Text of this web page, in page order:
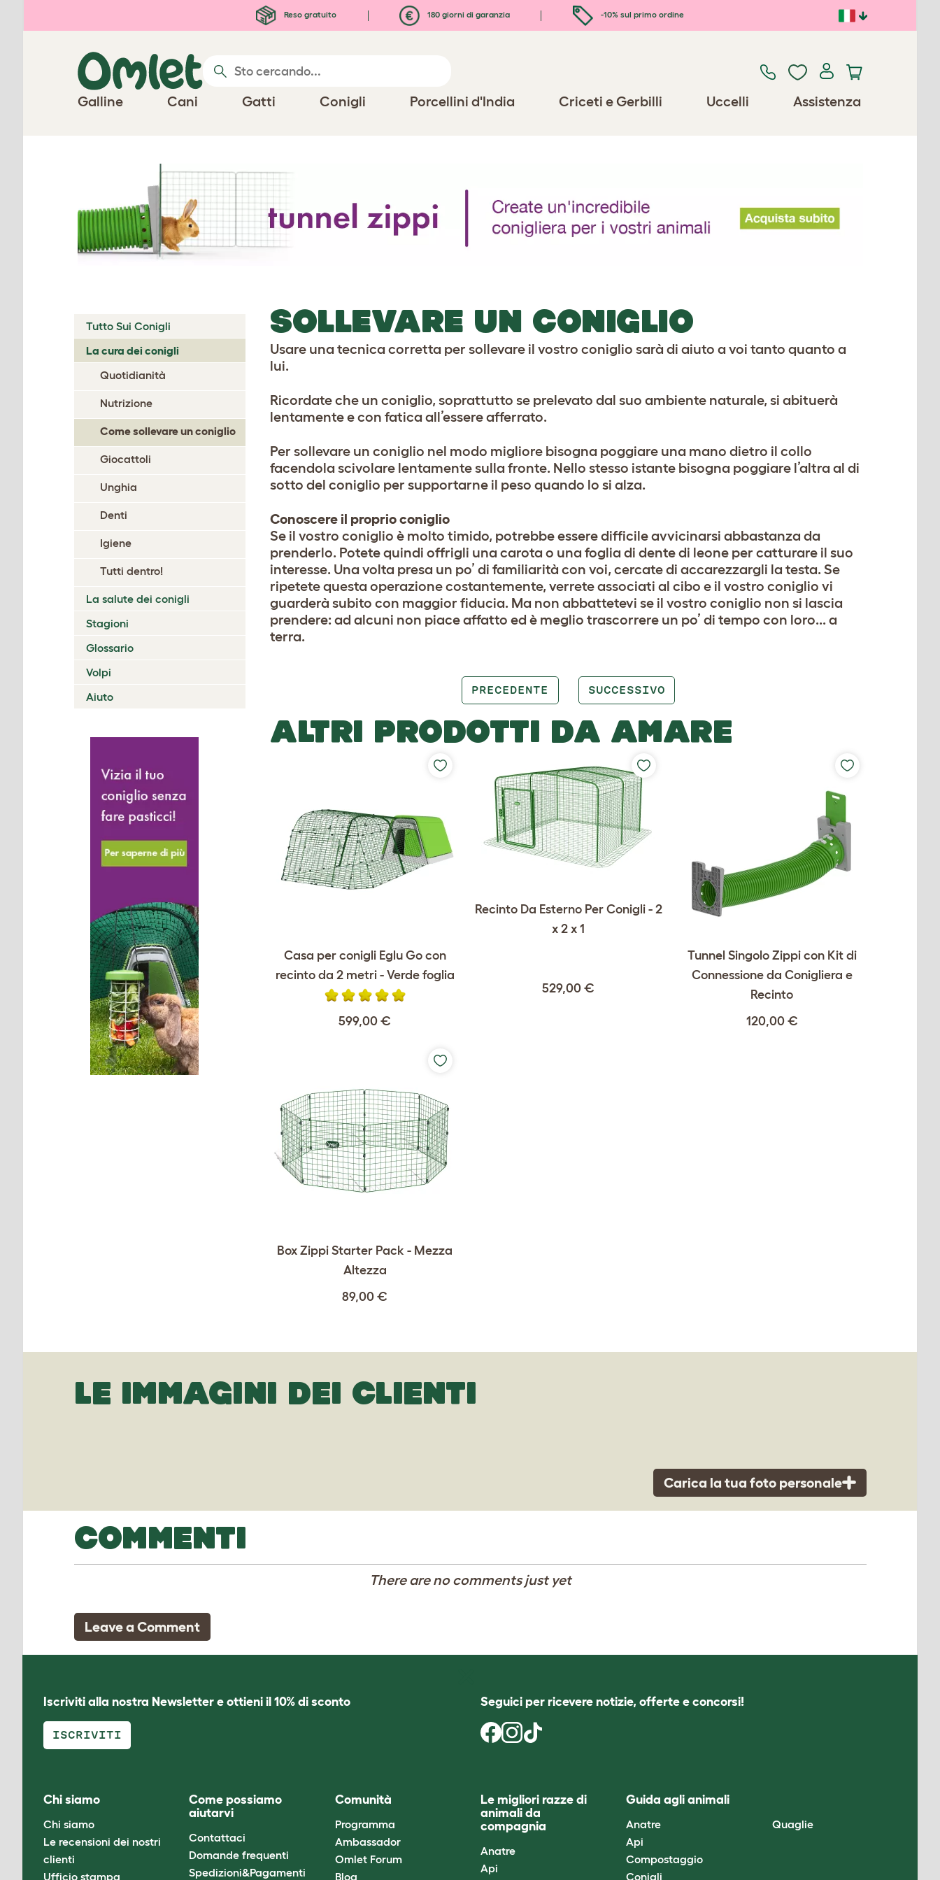
Reso gratuito 180 giorni di garanzia -10% sul primo ordine
Galline Cani Gatti Conigli Porcellini d'India Criceti e Gerbilli Uccelli Assistenza
Tutto Sui Conigli
La cura dei conigli
Quotidianità
Nutrizione
Come sollevare un coniglio
Giocattoli
Unghia
Denti
Igiene
Tutti dentro!
La salute dei conigli
Stagioni
Glossario
Volpi
Aiuto
SOLLEVARE UN CONIGLIO
Usare una tecnica corretta per sollevare il vostro coniglio sarà di aiuto a voi tanto quanto a
lui.
Ricordate che un coniglio, soprattutto se prelevato dal suo ambiente naturale, si abituerà
lentamente e con fatica all’essere afferrato.
Per sollevare un coniglio nel modo migliore bisogna poggiare una mano dietro il collo
facendola scivolare lentamente sulla fronte. Nello stesso istante bisogna poggiare l’altra al di
sotto del coniglio per supportarne il peso quando lo si alza.
Conoscere il proprio coniglio
Se il vostro coniglio è molto timido, potrebbe essere difficile avvicinarsi abbastanza da
prenderlo. Potete quindi offrigli una carota o una foglia di dente di leone per catturare il suo
interesse. Una volta presa un po’ di familiarità con voi, cercate di accarezzargli la testa. Se
ripetete questa operazione costantemente, verrete associati al cibo e il vostro coniglio vi
guarderà subito con maggior fiducia. Ma non abbattetevi se il vostro coniglio non si lascia
prendere: ad alcuni non piace affatto ed è meglio trascorrere un po’ di tempo con loro... a
terra.
PRECEDENTE SUCCESSIVO
ALTRI PRODOTTI DA AMARE
Casa per conigli Eglu Go con
recinto da 2 metri - Verde foglia
599,00 €
Recinto Da Esterno Per Conigli - 2
x 2 x 1
529,00 €
Tunnel Singolo Zippi con Kit di
Connessione da Conigliera e
Recinto
120,00 €
Box Zippi Starter Pack - Mezza
Altezza
89,00 €
LE IMMAGINI DEI CLIENTI
Carica la tua foto personale
COMMENTI
There are no comments just yet
Leave a Comment
Iscriviti alla nostra Newsletter e ottieni il 10% di sconto
ISCRIVITI
Seguici per ricevere notizie, offerte e concorsi!
Chi siamo
Chi siamo
Le recensioni dei nostri
clienti
Ufficio stampa
Come possiamo
aiutarvi
Contattaci
Domande frequenti
Spedizioni&Pagamenti
Comunità
Programma
Ambassador
Omlet Forum
Blog
Le migliori razze di
animali da
compagnia
Anatre
Api
Guida agli animali
Anatre
Api
Compostaggio
Conigli
Quaglie